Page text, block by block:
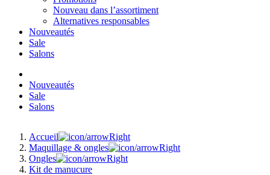
Nouveau dans l’assortiment
Alternatives responsables
Nouveautés
Sale
Salons
Nouveautés
Sale
Salons
Accueil
Maquillage & ongles
Ongles
Kit de manucure